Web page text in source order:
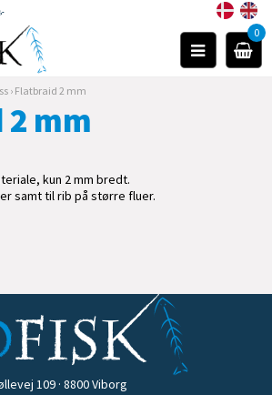
0
› Flatbraid 2 mm
mm
kun 2 mm bredt.
samt til rib på større fluer.
109 · 8800 Viborg